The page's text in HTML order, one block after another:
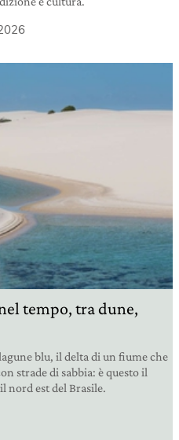
tempo, tra dune,
blu, il delta di un fiume che
strade di sabbia: è questo il
nord est del Brasile.